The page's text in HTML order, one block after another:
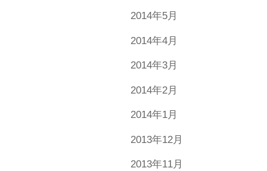
2014年5月
2014年4月
2014年3月
2014年2月
2014年1月
2013年12月
2013年11月